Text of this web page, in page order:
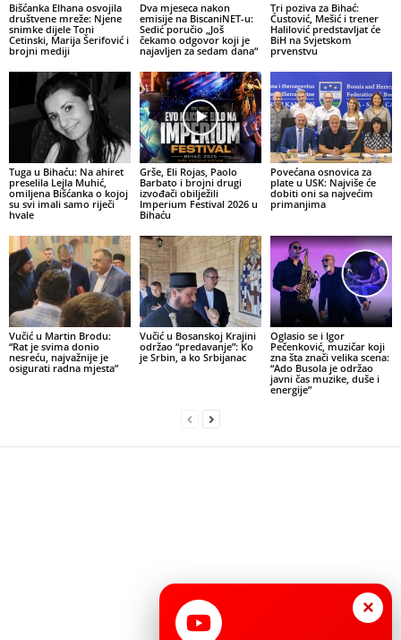
Bišćanka Elhana osvojila
društvene mreže: Njene
snimke dijele Toni
Cetinski, Marija Šerifović i
brojni mediji
Dva mjeseca nakon
emisije na BiscaniNET-u:
Sedić poručio „Još
čekamo odgovor koji je
najavljen za sedam dana“
Tri poziva za Bihać:
Ćustović, Mešić i trener
Halilović predstavljat će
BiH na Svjetskom
prvenstvu
Tuga u Bihaću: Na ahiret
preselila Lejla Muhić,
omiljena Bišćanka o kojoj
su svi imali samo riječi
hvale
Grše, Eli Rojas, Paolo
Barbato i brojni drugi
izvođači obilježili
Imperium Festival 2026 u
Bihaću
Povećana osnovica za
plate u USK: Najviše će
dobiti oni sa najvećim
primanjima
Vučić u Martin Brodu:
“Rat je svima donio
nesreću, najvažnije je
osigurati radna mjesta”
Vučić u Bosanskoj Krajini
održao “predavanje”: Ko
je Srbin, a ko Srbijanac
Oglasio se i Igor
Pečenković, muzičar koji
zna šta znači velika scena:
“Ado Busola je održao
javni čas muzike, duše i
energije”
×